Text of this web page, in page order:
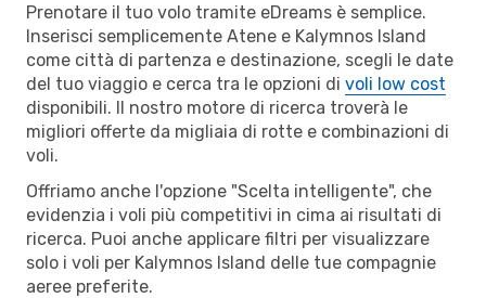
Prenotare il tuo volo tramite eDreams è semplice.
Inserisci semplicemente Atene e Kalymnos Island
come città di partenza e destinazione, scegli le date
del tuo viaggio e cerca tra le opzioni di voli low cost
disponibili. Il nostro motore di ricerca troverà le
migliori offerte da migliaia di rotte e combinazioni di
voli.
Offriamo anche l'opzione "Scelta intelligente", che
evidenzia i voli più competitivi in cima ai risultati di
ricerca. Puoi anche applicare filtri per visualizzare
solo i voli per Kalymnos Island delle tue compagnie
aeree preferite.